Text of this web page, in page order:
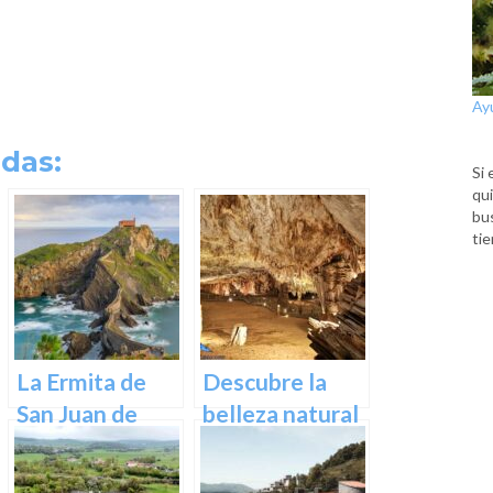
La Ermita de
San Juan de
Gaztelugatxe:
Historia, Ruta y
Descubre la
belleza natural
de Las Cuevas
de Pozalagua:
Si